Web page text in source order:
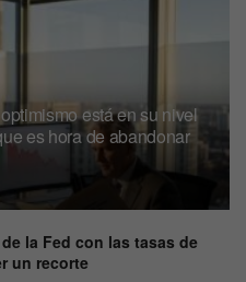
está en su nivel
es hora de abandonar
la Fed con las tasas de
un recorte